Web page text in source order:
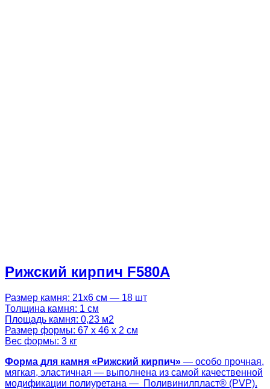
Рижский кирпич F580A
Размер камня: 21х6 см — 18 шт
Толщина камня: 1 см
Площадь камня: 0,23 м2
Размер формы: 67 х 46 х 2 см
Вес формы: 3 кг
Форма для камня « Рижский кирпич» — особо прочная,
мягкая, эластичная — выполнена из самой качественной
модификации полиуретана — Поливинилпласт® (PVP).